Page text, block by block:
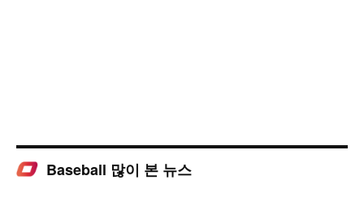
Baseball 많이 본 뉴스